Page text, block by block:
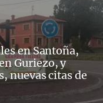
en Santoña,
Guriezo, y
nuevas citas de